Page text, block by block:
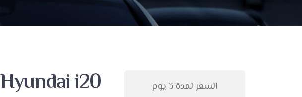
السعر لمدة 3 يوم Hyundai i20